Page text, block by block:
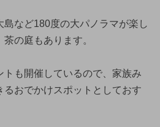
など180度の大パノラマが楽し
の庭もあります。
トも開催しているので、家族み
るおでかけスポットとしておす